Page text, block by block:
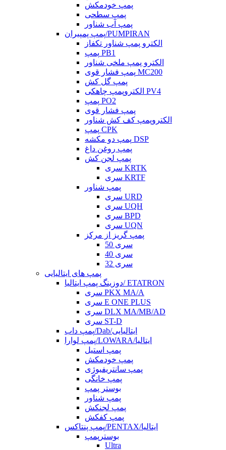
پمپ خودمکش
پمپ سطحی
پمپ آب شناور
پمپ پمپیران/PUMPIRAN
الکترو پمپ شناور تکفاز
پمپ PB1
الکترو پمپ ملخی شناور
پمپ فشار قوی MC200
پمپ گل کش
الکتروپمپ چاهکی PV4
پمپ PO2
پمپ فشار قوی
الکتروپمپ کف کش شناور
پمپ CPK
پمپ دو مکشه DSP
پمپ روغن داغ
پمپ لجن کش
سری KRTK
سری KRTF
پمپ شناور
سری URD
سری UQH
سری BPD
سری UQN
پمپ گریز از مرکز
سری 50
سری 40
سری 32
پمپ های ایتالیایی
دوزینگ پمپ ایتالیا/ ETATRON
سری PKX MA/A
سری E ONE PLUS
سری DLX MA/MB/AD
سری ST-D
پمپ داب/Dab/ایتالیایی
پمپ لوارا/LOWARA/ایتالیا
پمپ استیل
پمپ خودمکش
پمپ سانتریفیوژی
پمپ خانگی
بوستر پمپ
پمپ شناور
پمپ لجنکش
پمپ کفکش
پمپ پنتاکس/PENTAX/ایتالیا
بوسترپمپ
Ultra